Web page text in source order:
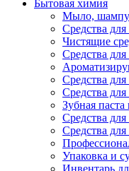
Бытовая химия
Мыло,
Средства
Чистящие
Средства для
Средства
Средства для
Зубная
Средства для
Средства для
Упаковка и
Инвентарь